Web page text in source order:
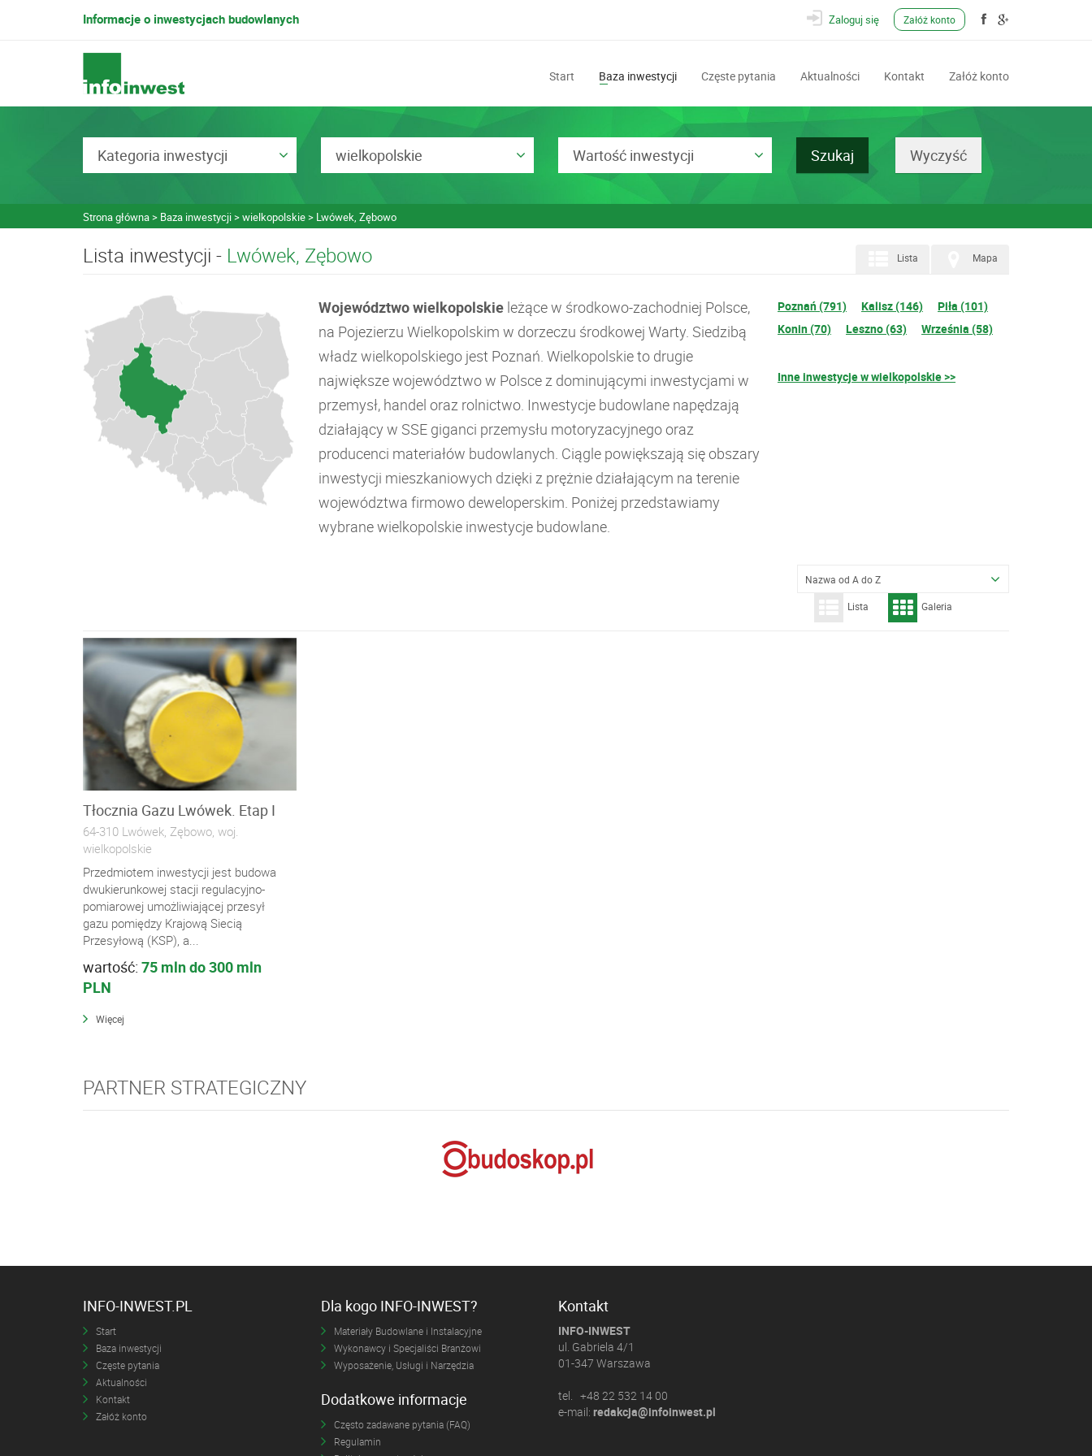
Informacje o inwestycjach budowlanych Zaloguj się Załóż konto
Start Baza inwestycji Częste pytania Aktualności Kontakt Załóż konto
Kategoria inwestycji wielkopolskie Wartość inwestycji
Strona główna Baza inwestycji wielkopolskie Lwówek, Zębowo
Lista inwestycji - Lwówek, Zębowo Mapa
Lista
Województwo wielkopolskie leżące w środkowo-zachodniej Polsce,
na Pojezierzu Wielkopolskim w dorzeczu środkowej Warty. Siedzibą
władz wielkopolskiego jest Poznań. Wielkopolskie to drugie
największe województwo w Polsce z dominującymi inwestycjami w
przemysł, handel oraz rolnictwo. Inwestycje budowlane napędzają
działający w SSE giganci przemysłu motoryzacyjnego oraz
producenci materiałów budowlanych. Ciągle powiększają się obszary
inwestycji mieszkaniowych dzięki z prężnie działającym na terenie
województwa firmowo deweloperskim. Poniżej przedstawiamy
wybrane wielkopolskie inwestycje budowlane.
Poznań (791) Kalisz (146)
Piła (101)
Konin (70)
Leszno (63) Września (58)
Inne inwestycje w wielkopolskie >>
Nazwa od A do Z
Lista Galeria
Tłocznia Gazu Lwówek. Etap I
64-310 Lwówek, Zębowo, woj.
wielkopolskie
Przedmiotem inwestycji jest budowa
dwukierunkowej stacji regulacyjno-
pomiarowej umożliwiającej przesył
gazu pomiędzy Krajową Siecią
Przesyłową (KSP), a...
wartość: 75 mln do 300 mln
PLN
Więcej
PARTNER STRATEGICZNY
INFO-INWEST.PL
Start
Baza inwestycji
Częste pytania
Aktualności
Kontakt
Załóż konto
Dla kogo INFO-INWEST?
Materiały Budowlane i Instalacyjne
Wykonawcy i Specjaliści Branżowi
Wyposażenie, Usługi i Narzędzia
Dodatkowe informacje
Często zadawane pytania (FAQ)
Regulamin
Kontakt
INFO-INWEST
ul. Gabriela 4/1
01-347 Warszawa
tel. +48 22 532 14 00
e-mail: redakcja@infoinwest.pl